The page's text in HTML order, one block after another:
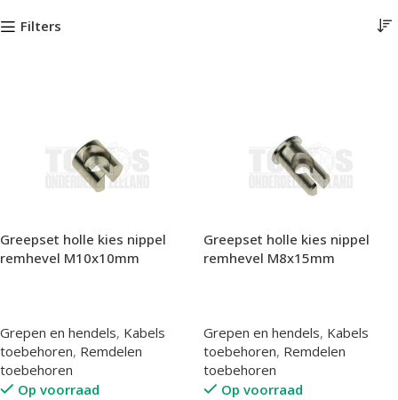
Filters
Greepset holle kies nippel
remhevel M10x10mm
Grepen en hendels, Kabels
toebehoren, Remdelen
toebehoren
Op voorraad
Greepset holle kies nippel
remhevel M8x15mm
Grepen en hendels, Kabels
toebehoren, Remdelen
toebehoren
Op voorraad